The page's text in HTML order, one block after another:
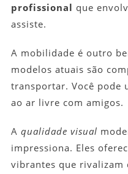
profissional que
assiste.
A mobilidade é outro
modelos atuais são
transportar. Você pode
ao ar livre com amigos.
A qualidade visual
impressiona. Eles
vibrantes que rivalizam